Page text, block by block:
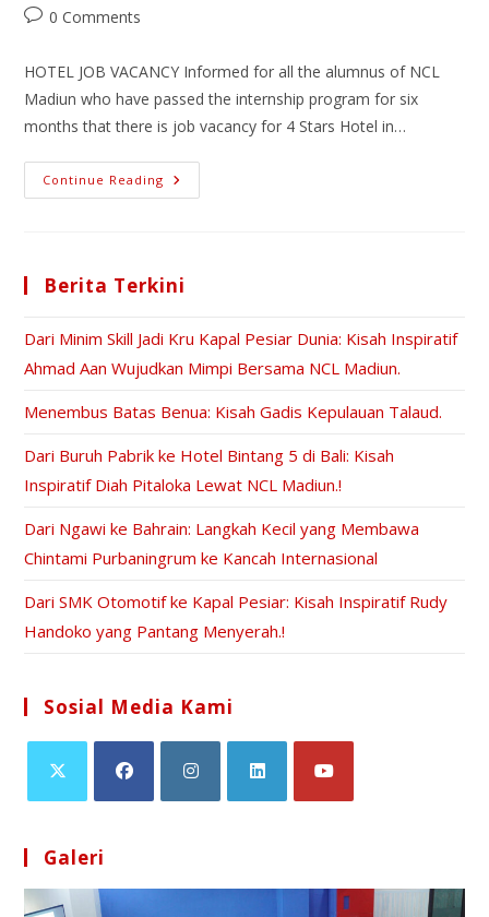
0 Comments
HOTEL JOB VACANCY Informed for all the alumnus of NCL
Madiun who have passed the internship program for six
months that there is job vacancy for 4 Stars Hotel in…
Continue Reading
Berita Terkini
Dari Minim Skill Jadi Kru Kapal Pesiar Dunia: Kisah Inspiratif
Ahmad Aan Wujudkan Mimpi Bersama NCL Madiun.
Menembus Batas Benua: Kisah Gadis Kepulauan Talaud.
Dari Buruh Pabrik ke Hotel Bintang 5 di Bali: Kisah
Inspiratif Diah Pitaloka Lewat NCL Madiun.!
Dari Ngawi ke Bahrain: Langkah Kecil yang Membawa
Chintami Purbaningrum ke Kancah Internasional
Dari SMK Otomotif ke Kapal Pesiar: Kisah Inspiratif Rudy
Handoko yang Pantang Menyerah.!
Sosial Media Kami
Galeri